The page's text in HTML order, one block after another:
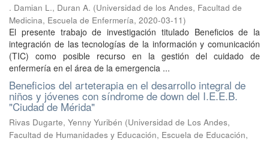
. Damian L., Duran A. (Universidad de los Andes, Facultad de
Medicina, Escuela de Enfermería, 2020-03-11)
El presente trabajo de investigación titulado Beneficios de la
integración de las tecnologías de la información y comunicación
(TIC) como posible recurso en la gestión del cuidado de
enfermería en el área de la emergencia ...
Beneficios del arteterapia en el desarrollo integral de
niños y jóvenes con síndrome de down del I.E.E.B.
"Ciudad de Mérida"
Rivas Dugarte, Yenny Yuribén (Universidad de Los Andes,
Facultad de Humanidades y Educación, Escuela de Educación,